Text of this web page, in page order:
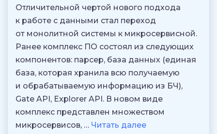
Отличительной чертой нового подхода
к работе с данными стал переход
от монолитной системы к микросервисной.
Ранее комплекс ПО состоял из следующих
компонентов: парсер, база данных (единая
база, которая хранила всю получаемую
и обрабатываемую информацию из БЧ),
Gate API, Explorer API. В новом виде
комплекс представлен множеством
микросервисов, … Читать далее